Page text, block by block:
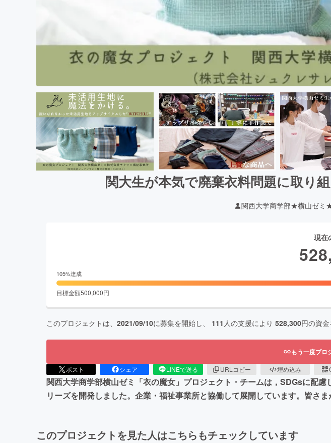
関大生が本気で廃棄衣料問題に取り
関西大学商学部★横山ゼミ
現在
105%達成
目標金額500,000円
このプロジェクトは、 2021/09/10に募集を開始し、 111 人の支援により 528,300円の資金
もう一度プロ
ポスト シェア LINEで送る URLコピー 埋め込み
関西大学商学部横山ゼミ「衣の魔女」プロジェクト・チームは，SDGsに配
リーズを開発しました。企業・福祉事業所と協働して展開しています。皆さ
このプロジェクトを見た人はこちらもチェックしています